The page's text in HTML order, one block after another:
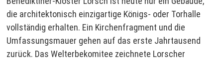
die architektonisch einzigartige Königs- oder Torhalle
vollständig erhalten. Ein Kirchenfragment und die
Umfassungsmauer gehen auf das erste Jahrtausend
zurück. Das Welterbekomitee zeichnete Lorscher